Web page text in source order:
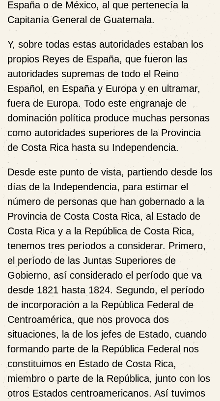
España o de México, al que pertenecía la
Capitanía General de Guatemala.
Y, sobre todas estas autoridades estaban los
propios Reyes de España, que fueron las
autoridades supremas de todo el Reino
Español, en España y Europa y en ultramar,
fuera de Europa. Todo este engranaje de
dominación política produce muchas personas
como autoridades superiores de la Provincia
de Costa Rica hasta su Independencia.
Desde este punto de vista, partiendo desde los
días de la Independencia, para estimar el
número de personas que han gobernado a la
Provincia de Costa Costa Rica, al Estado de
Costa Rica y a la República de Costa Rica,
tenemos tres períodos a considerar. Primero,
el período de las Juntas Superiores de
Gobierno, así considerado el período que va
desde 1821 hasta 1824. Segundo, el período
de incorporación a la República Federal de
Centroamérica, que nos provoca dos
situaciones, la de los jefes de Estado, cuando
formando parte de la República Federal nos
constituimos en Estado de Costa Rica,
miembro o parte de la República, junto con los
otros Estados centroamericanos. Así tuvimos